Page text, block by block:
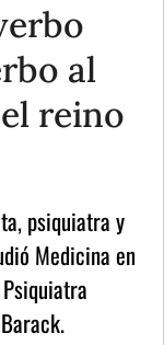
al
reino
psiquiatra y
Medicina en